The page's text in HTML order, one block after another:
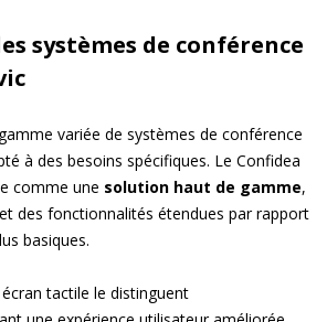
systèmes de conférence
variée de systèmes de conférence
à des besoins spécifiques. Le Confidea
comme une solution haut de gamme,
des fonctionnalités étendues par rapport
basiques.
tactile le distinguent